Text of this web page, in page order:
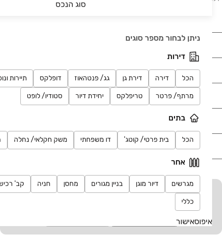
סוג הנכס
ניתן לבחור מספר סוגים
דירות
הכל דירה דירת גן גג/ פנטהאוז דופלקס תיירות
מרתף/ פרטר טריפלקס יחידת דיור סטודיו/ לופט
בתים
הכל בית פרטי/ קוטג' דו משפחתי משק חקלאי/ נחלה
אחר
מגרשים דיור מוגן בניין מגורים מחסן חניה קב'
כללי
איפוסאישור
דירות למכירה בבאר שבע, דירות למכירה בראשון לציון.
דרושים
עוד באתר
יד2 אתכם בכל מקום